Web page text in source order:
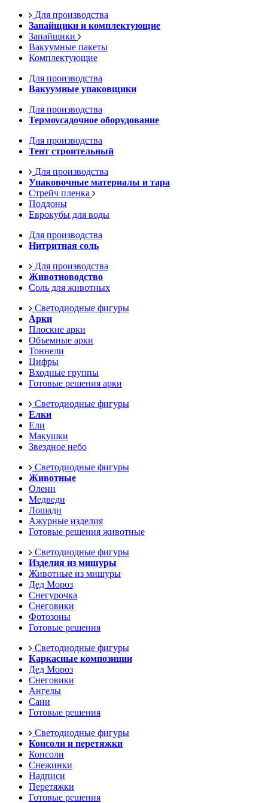
Для производства
Запайщики и комплектующие
Запайщики
Вакуумные пакеты
Комплектующие
Для производства
Вакуумные упаковщики
Для производства
Термоусадочное оборудование
Для производства
Тент строительный
Для производства
Упаковочные материалы и тара
Стрейч пленка
Поддоны
Еврокубы для воды
Для производства
Нитритная соль
Для производства
Животноводство
Соль для животных
Светодиодные фигуры
Арки
Плоские арки
Объемные арки
Тоннели
Цифры
Входные группы
Готовые решения арки
Светодиодные фигуры
Елки
Ели
Макушки
Звездное небо
Светодиодные фигуры
Животные
Олени
Медведи
Лошади
Ажурные изделия
Готовые решения животные
Светодиодные фигуры
Изделия из мишуры
Животные из мишуры
Дед Мороз
Снегурочка
Снеговики
Фотозоны
Готовые решения
Светодиодные фигуры
Каркасные композиции
Дед Мороз
Снеговики
Ангелы
Сани
Готовые решения
Светодиодные фигуры
Консоли и перетяжки
Консоли
Снежинки
Надписи
Перетяжки
Готовые решения